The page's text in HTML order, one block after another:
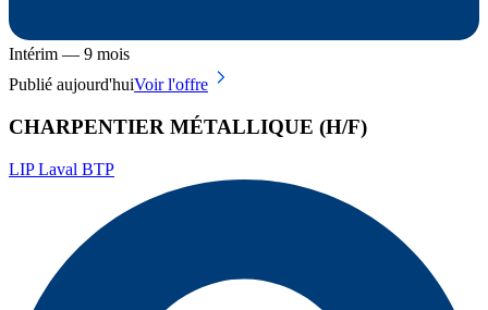
Intérim — 9 mois
Publié aujourd'huiVoir l'offre
CHARPENTIER MÉTALLIQUE (H/F)
LIP Laval BTP